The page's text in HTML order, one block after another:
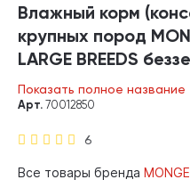
Влажный корм
крупных пород
LARGE BREEDS
буйвола, овощи (100
Показать полное название
6
Арт. 70012850
Все товары бренда MONGE